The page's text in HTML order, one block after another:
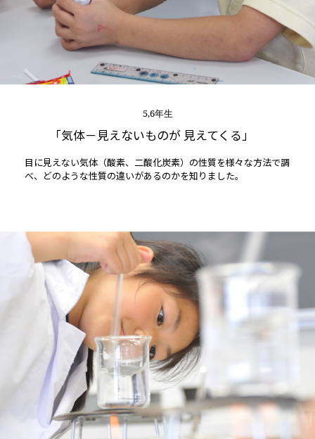
5,6年生
「気体－見えないものが 見えてくる」
目に見えない気体（酸素、二酸化炭素）の性質を様々な方法で調
べ、どのような性質の違いがあるのかを知りました。